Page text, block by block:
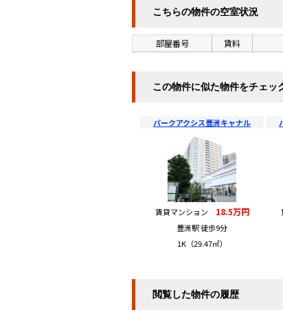
こちらの物件の空室状況
部屋番号 賃料
この物件に似た物件をチェッ
パークアクシス豊洲キャナル
賃貸マンション 18.5万円
豊洲駅 徒歩9分
1K（29.47㎡）
閲覧した物件の履歴